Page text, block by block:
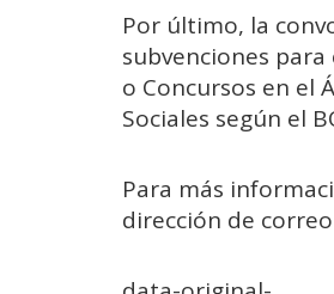
Por último, la
subvenciones
o Concursos en el
Sociales según el
Para más
dirección de